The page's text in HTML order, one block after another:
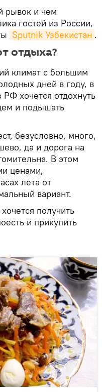
рывок и чем
гостей из России,
Sputnik Узбекистан .
отдыха?
климат с большим
дней в году, в
хочется отдохнуть
и подышать
безусловно, много,
да и дорога на
В этом
ценами,
лета от
вариант.
получить
и прикупить